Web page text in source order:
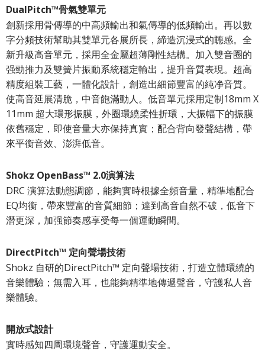
DualPitch™骨氣雙單元
創新採用骨傳導的中高頻輸出和氣傳導的低頻輸出。再以數
字分頻技術幫助其雙單元各展所長，締造沉浸式的聼感。全
新升級高音單元，採用全金屬超薄剛性結構。加入雙音圈的
强勁推力及雙簧片振動系統穩定輸出，提升音質表現。超高
精度組裝工藝，一體化設計，創造出細節豐富的純净音質。
使高音延展清脆，中音飽滿動人。低音單元採用定制18mm X
11mm 超大環形振膜，外圈環繞柔性折環，大振幅下的振膜
依舊穩定，即使音量大亦保持真實；配合背向發聲結構，帶
來平衡音效、澎湃低音。
Shokz OpenBass™ 2.0演算法
DRC 演算法動態調節，能夠實時根據全頻音量，精準地配合
EQ均衡，帶來豐富的音質細節；達到高音自然不破，低音下
潛更深，加强節奏感享受每一個運動瞬間。
DirectPitch™ 定向聲場技術
Shokz 自研的DirectPitch™ 定向聲場技術，打造立體環繞的
音樂體驗；無需入耳，也能夠精準地傳遞聲音，守護私人音
樂體驗。
開放式設計
實時感知四周環境聲音，守護運動安全。